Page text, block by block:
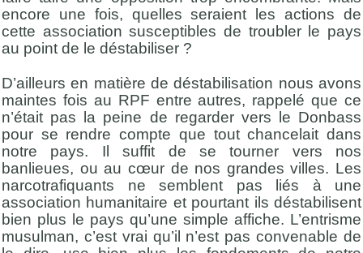
encore une fois, quelles seraient les actions de
cette association susceptibles de troubler le pays
au point de le déstabiliser ?
D’ailleurs en matière de déstabilisation nous avons
maintes fois au RPF entre autres, rappelé que ce
n’était pas la peine de regarder vers le Donbass
pour se rendre compte que tout chancelait dans
notre pays. Il suffit de se tourner vers nos
banlieues, ou au cœur de nos grandes villes. Les
narcotrafiquants ne semblent pas liés à une
association humanitaire et pourtant ils déstabilisent
bien plus le pays qu’une simple affiche. L’entrisme
musulman, c’est vrai qu’il n’est pas convenable de